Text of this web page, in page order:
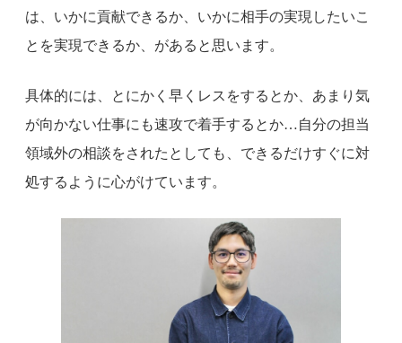
は、いかに貢献できるか、いかに相手の実現したいこ
とを実現できるか、があると思います。
具体的には、とにかく早くレスをするとか、あまり気
が向かない仕事にも速攻で着手するとか…自分の担当
領域外の相談をされたとしても、できるだけすぐに対
処するように心がけています。